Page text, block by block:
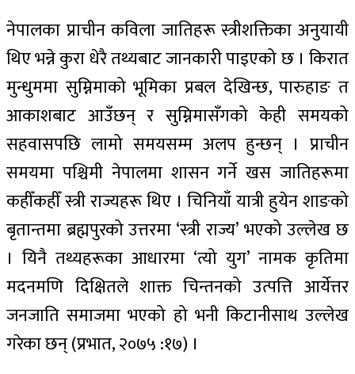
नेपालका प्राचीन कविला जातिहरू स्त्रीशक्तिका अनुयायी
थिए भन्ने कुरा धेरै तथ्यबाट जानकारी पाइएको छ । किरात
मुन्धुममा सुम्निमाको भूमिका प्रबल देखिन्छ, पारुहाङ त
आकाशबाट आउँछन् र सुम्निमासँगको केही समयको
सहवासपछि लामो समयसम्म अलप हुन्छन् । प्राचीन
समयमा पश्चिमी नेपालमा शासन गर्ने खस जातिहरूमा
कहीँकहीँ स्त्री राज्यहरू थिए । चिनियाँ यात्री हुयेन शाङको
बृतान्तमा ब्रह्मपुरको उत्तरमा ‘स्त्री राज्य’ भएको उल्लेख छ
। यिनै तथ्यहरूका आधारमा ‘त्यो युग’ नामक कृतिमा
मदनमणि दिक्षितले शाक्त चिन्तनको उत्पत्ति आर्येत्तर
जनजाति समाजमा भएको हो भनी किटानीसाथ उल्लेख
गरेका छन् (प्रभात, २०७५ :१७) ।